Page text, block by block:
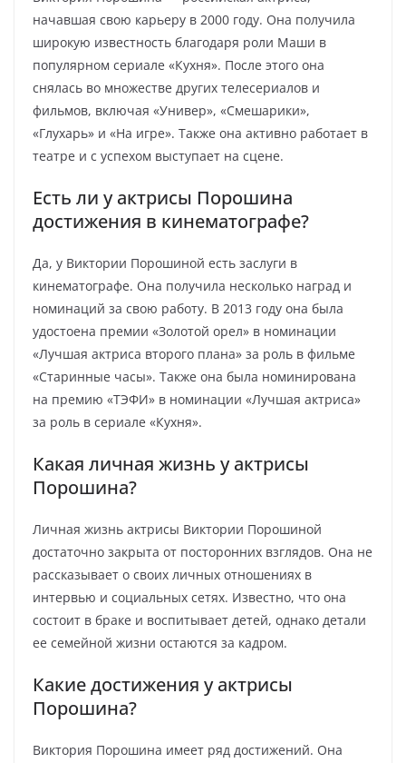
начавшая свою карьеру в 2000 году. Она получила
широкую известность благодаря роли Маши в
популярном сериале «Кухня». После этого она
снялась во множестве других телесериалов и
фильмов, включая «Универ», «Смешарики»,
«Глухарь» и «На игре». Также она активно работает в
театре и с успехом выступает на сцене.
Есть ли у актрисы Порошина
достижения в кинематографе?
Да, у Виктории Порошиной есть заслуги в
кинематографе. Она получила несколько наград и
номинаций за свою работу. В 2013 году она была
удостоена премии «Золотой орел» в номинации
«Лучшая актриса второго плана» за роль в фильме
«Старинные часы». Также она была номинирована
на премию «ТЭФИ» в номинации «Лучшая актриса»
за роль в сериале «Кухня».
Какая личная жизнь у актрисы
Порошина?
Личная жизнь актрисы Виктории Порошиной
достаточно закрыта от посторонних взглядов. Она не
рассказывает о своих личных отношениях в
интервью и социальных сетях. Известно, что она
состоит в браке и воспитывает детей, однако детали
ее семейной жизни остаются за кадром.
Какие достижения у актрисы
Порошина?
Виктория Порошина имеет ряд достижений. Она